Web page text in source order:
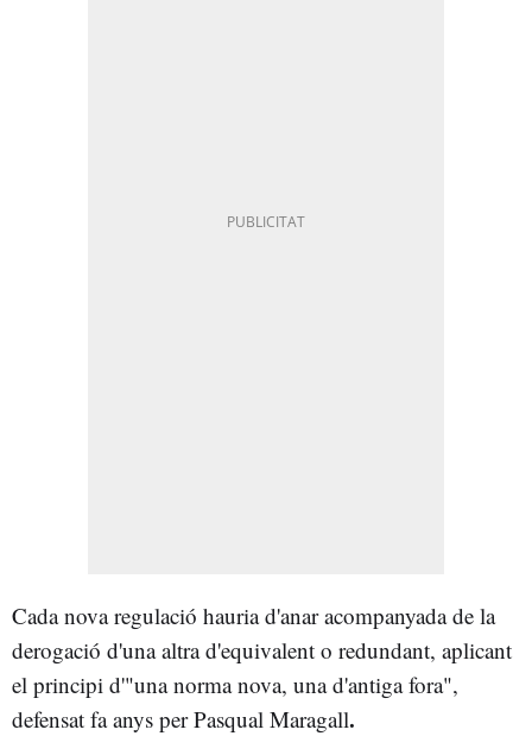
Cada nova regulació hauria d'anar acompanyada de la
derogació d'una altra d'equivalent o redundant, aplicant
el principi d'"una norma nova, una d'antiga fora",
defensat fa anys per Pasqual Maragall.